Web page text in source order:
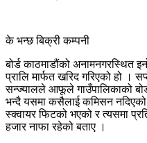
के भन्छ बिक्री कम्पनी
बोर्ड काठमाडौंको अनामनगरस्थित
प्रालि मार्फत खरिद गरिएको हो ।
सन्ज्यालले आफूले गाउँपालिकाको
भन्दै यसमा कसैलाई कमिसन
स्क्वायर फिटको भएको र त्यसमा
हजार नाफा रहेको बताए ।